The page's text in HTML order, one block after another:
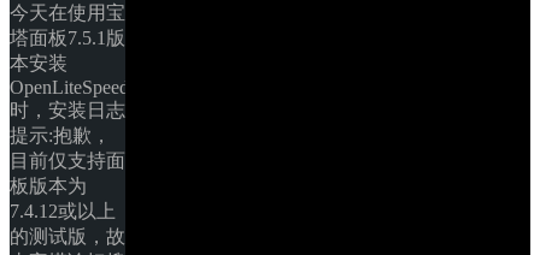
今天在使用宝
塔面板7.5.1版
本安装
OpenLiteSpeed
时，安装日志
提示:抱歉，
目前仅支持面
板版本为
7.4.12或以上
的测试版，故